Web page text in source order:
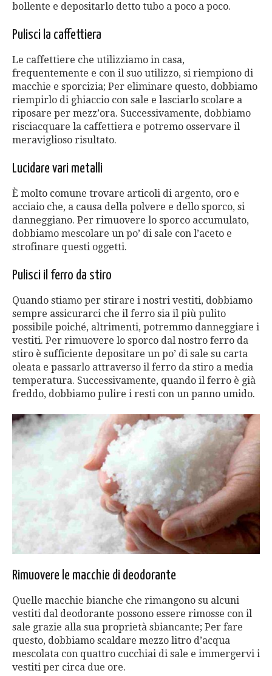
bollente e depositarlo detto tubo a poco a poco.
Pulisci la caffettiera
Le caffettiere che utilizziamo in casa,
frequentemente e con il suo utilizzo, si riempiono di
macchie e sporcizia; Per eliminare questo, dobbiamo
riempirlo di ghiaccio con sale e lasciarlo scolare a
riposare per mezz’ora. Successivamente, dobbiamo
risciacquare la caffettiera e potremo osservare il
meraviglioso risultato.
Lucidare vari metalli
È molto comune trovare articoli di argento, oro e
acciaio che, a causa della polvere e dello sporco, si
danneggiano. Per rimuovere lo sporco accumulato,
dobbiamo mescolare un po’ di sale con l’aceto e
strofinare questi oggetti.
Pulisci il ferro da stiro
Quando stiamo per stirare i nostri vestiti, dobbiamo
sempre assicurarci che il ferro sia il più pulito
possibile poiché, altrimenti, potremmo danneggiare i
vestiti. Per rimuovere lo sporco dal nostro ferro da
stiro è sufficiente depositare un po’ di sale su carta
oleata e passarlo attraverso il ferro da stiro a media
temperatura. Successivamente, quando il ferro è già
freddo, dobbiamo pulire i resti con un panno umido.
Rimuovere le macchie di deodorante
Quelle macchie bianche che rimangono su alcuni
vestiti dal deodorante possono essere rimosse con il
sale grazie alla sua proprietà sbiancante; Per fare
questo, dobbiamo scaldare mezzo litro d’acqua
mescolata con quattro cucchiai di sale e immergervi i
vestiti per circa due ore.